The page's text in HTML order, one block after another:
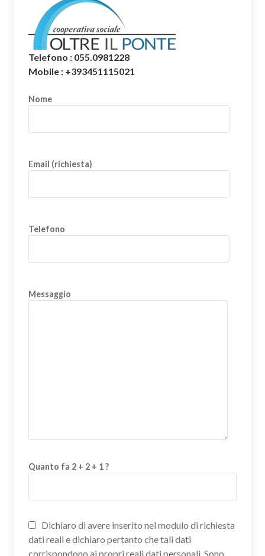
Telefono : 055.0981228
Mobile : +393451115021
Nome
Email (richiesta)
Telefono
Messaggio
Quanto fa 2 + 2 + 1 ?
Dichiaro di avere inserito nel modulo di richiesta
dati reali e dichiaro pertanto che tali dati
corrispondono ai propri reali dati personali. Sono